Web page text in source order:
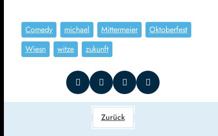
Comedy michael Mittermeier
Oktoberfest
Wiesn
witze zukunft
Zurück